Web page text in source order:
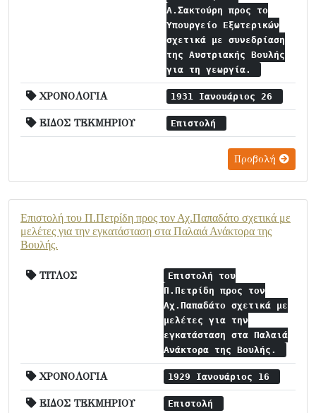
Α.Σακτούρη προς το
Υπουργείο Εξωτερικών
σχετικά με συνεδρίαση
της Αυστριακής Βουλής
για τη γεωργία.
ΧΡΟΝΟΛΟΓΙΑ 1931 Ιανουάριος 26
ΕΙΔΟΣ ΤΕΚΜΗΡΙΟΥ Επιστολή
Προβολή
Επιστολή του Π.Πετρίδη προς τον Αχ.Παπαδάτο σχετικά με
μελέτες για την εγκατάσταση στα Παλαιά Ανάκτορα της
Βουλής.
ΤΙΤΛΟΣ
Επιστολή του
Π.Πετρίδη προς τον
Αχ.Παπαδάτο σχετικά με
μελέτες για την
εγκατάσταση στα Παλαιά
Ανάκτορα της Βουλής.
ΧΡΟΝΟΛΟΓΙΑ 1929 Ιανουάριος 16
ΕΙΔΟΣ ΤΕΚΜΗΡΙΟΥ Επιστολή